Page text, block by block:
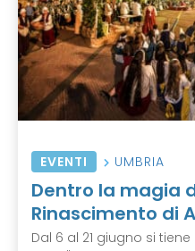
EVENTI UMBRIA
Dentro la magia
Rinascimento di
Dal 6 al 21 giugno si